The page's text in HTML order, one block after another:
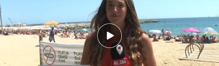
31 JUL 2022 - 15:18h.
Playas sin humo en Barcelona: fumar acarrea
una sanción económica de 30 euros